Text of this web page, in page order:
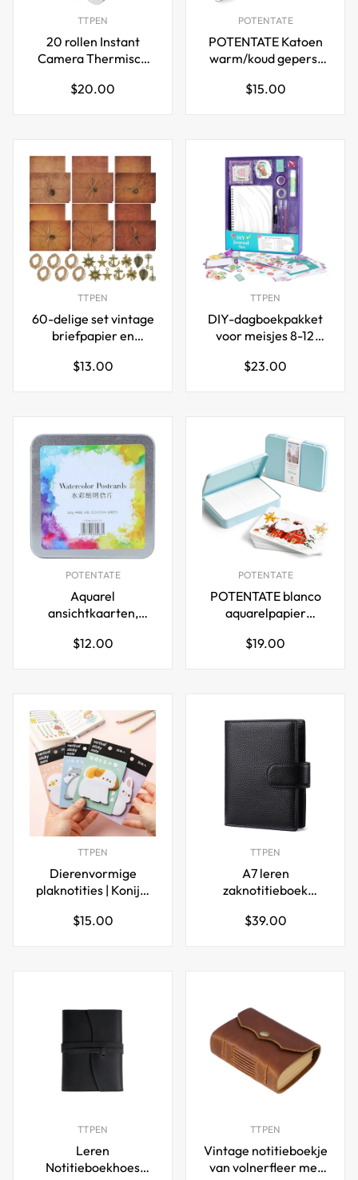
TTPEN
20 rollen Instant
Camera Thermisch
kinderen, 57 x 30 mm
Normale
$20.00
POTENTATE
POTENTATE Katoen
warm/koud geperst
dagboek 13x19cm
Normale
$15.00
TTPEN
60-delige set vintage
briefpapier en
Normale
$13.00
TTPEN
DIY-dagboekpakket
voor meisjes 8-12
Normale
$23.00
POTENTATE
Aquarel
ansichtkaarten,
(vierkante blikken
Normale
$12.00
POTENTATE
POTENTATE blanco
aquarelpapier
24 vellen
Normale
$19.00
TTPEN
Dierenvormige
plaknotities | Konijn,
memo blokjes, 12-
Normale
$15.00
TTPEN
A7 leren
zaknotitieboek
map met vakken voor
Normale
$39.00
TTPEN
Leren
Notitieboekhoes
TTPEN
Vintage notitieboekje
van volnerfleer met